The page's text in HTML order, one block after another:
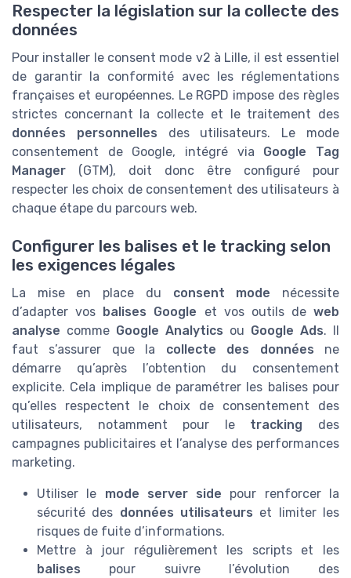
Respecter la législation sur la collecte des
données
Pour installer le consent mode v2 à Lille, il est essentiel
de garantir la conformité avec les réglementations
françaises et européennes. Le RGPD impose des règles
strictes concernant la collecte et le traitement des
données personnelles des utilisateurs. Le mode
consentement de Google, intégré via Google Tag
Manager (GTM), doit donc être configuré pour
respecter les choix de consentement des utilisateurs à
chaque étape du parcours web.
Configurer les balises et le tracking selon
les exigences légales
La mise en place du consent mode nécessite
d’adapter vos balises Google et vos outils de web
analyse comme Google Analytics ou Google Ads. Il
faut s’assurer que la collecte des données ne
démarre qu’après l’obtention du consentement
explicite. Cela implique de paramétrer les balises pour
qu’elles respectent le choix de consentement des
utilisateurs, notamment pour le tracking des
campagnes publicitaires et l’analyse des performances
marketing.
Utiliser le mode server side pour renforcer la
sécurité des données utilisateurs et limiter les
risques de fuite d’informations.
Mettre à jour régulièrement les scripts et les
balises pour suivre l’évolution des